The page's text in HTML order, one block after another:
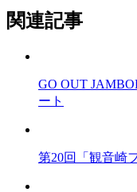
関連記事
GO OUT
ート
第20回「観音崎